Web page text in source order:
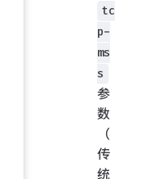
tc
p-
ms
s
参
数
（
传
统